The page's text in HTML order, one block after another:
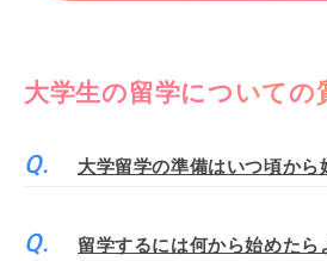
大学生の留学についての
大学留学の準備はいつ頃から
留学するには何から始めたら